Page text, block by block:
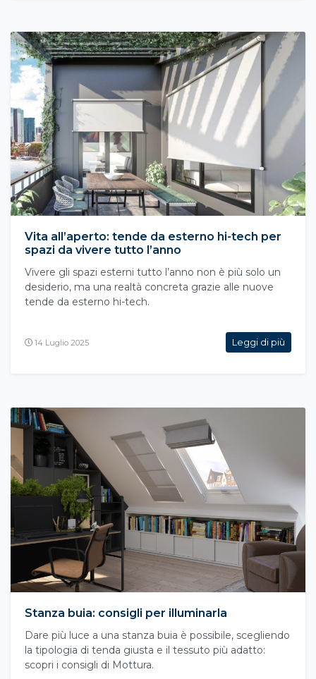
Vita all’aperto: tende da esterno hi-tech per
spazi da vivere tutto l’anno
Vivere gli spazi esterni tutto l’anno non è più solo un
desiderio, ma una realtà concreta grazie alle nuove
tende da esterno hi-tech.
14 Luglio 2025 Leggi di più
Stanza buia: consigli per illuminarla
Dare più luce a una stanza buia è possibile, scegliendo
la tipologia di tenda giusta e il tessuto più adatto:
scopri i consigli di Mottura.